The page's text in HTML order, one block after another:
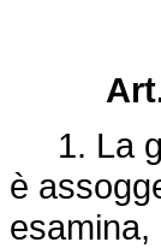
Art.
1. La
è